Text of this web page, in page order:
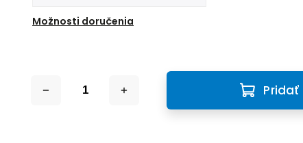
Možnosti doručenia
Pridať